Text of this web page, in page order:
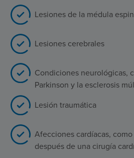
Lesiones de la médula
Lesiones cerebrales
Condiciones neurológicas,
Parkinson y la esclerosis
Lesión traumática
Afecciones cardíacas,
después de una cirugía